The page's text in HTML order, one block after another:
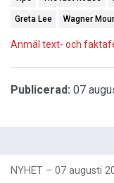
Greta Lee Wagner
Anmäl text- och
Publicerad: 07
NYHET – 07 augusti